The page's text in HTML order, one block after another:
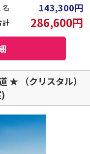
名 143,300円
計 286,600円
★ （クリスタル）